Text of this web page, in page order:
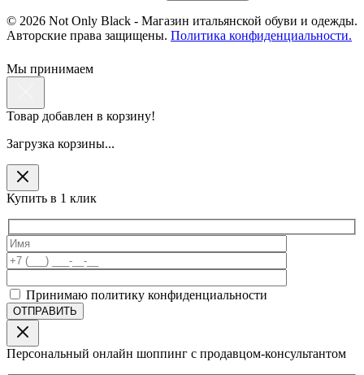
© 2026 Not Only Black - Магазин итальянской обуви и одежды.
Авторские права защищены. Политика конфиденциальности.
Мы принимаем
Товар добавлен в корзину!
Загрузка корзины...
Купить в 1 клик
Принимаю политику конфиденциальности
Персональный онлайн шоппинг с продавцом-консультантом